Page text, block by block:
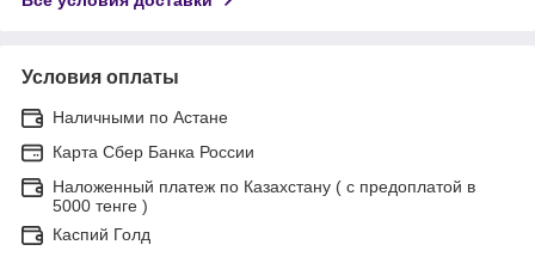
Условия оплаты
Наличными по Астане
Карта Сбер Банка России
Наложенный платеж по Казахстану ( с предоплатой в
5000 тенге )
Каспий Голд